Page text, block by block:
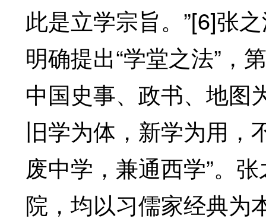
此是立学宗旨。”[6]张
明确提出“学堂之法”，
中国史事、政书、地图
旧学为体，新学为用，
废中学，兼通西学”。
院，均以习儒家经典为